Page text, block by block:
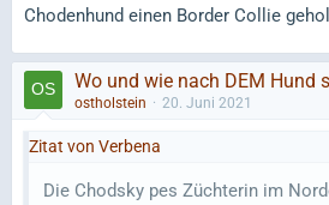
Chodenhund einen Border Collie
Wo und wie nach DEM Hund
ostholstein 20. Juni 2021
Zitat von Verbena
Die Chodsky pes Züchterin im